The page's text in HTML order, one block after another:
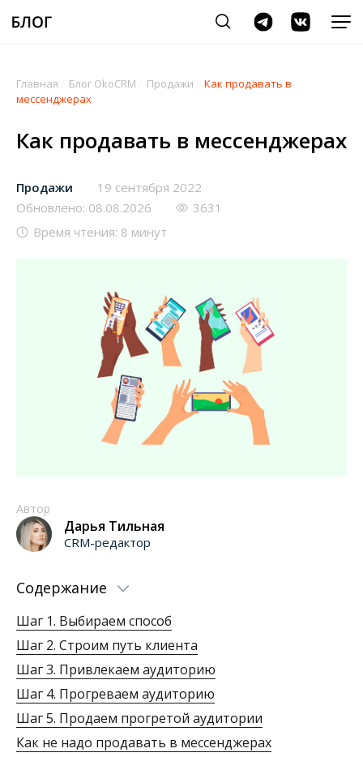
Главная Блог OkoCRM Продажи
Как продавать в
мессенджерах
Как продавать в мессенджерах
Продажи
19 сентября 2022
Обновлено: 08.08.2026
3631
Время чтения: 8 минут
Автор
Дарья Тильная
CRM-редактор
Содержание
Шаг 1. Выбираем способ
Шаг 2. Строим путь клиента
Шаг 3. Привлекаем аудиторию
Шаг 4. Прогреваем аудиторию
Шаг 5. Продаем прогретой аудитории
Как не надо продавать в мессенджерах